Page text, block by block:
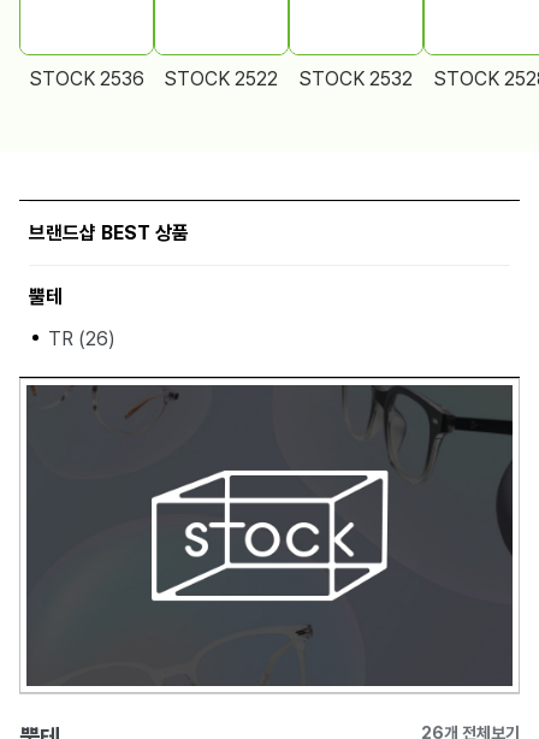
STOCK 2536 STOCK 2522 STOCK 2532 STOCK
브랜드샵 BEST 상품
뿔테
TR (26)
26개 전체보기